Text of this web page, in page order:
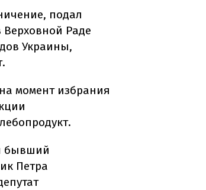
подал
Раде
Украины,
момент избрания
бывший
Петра